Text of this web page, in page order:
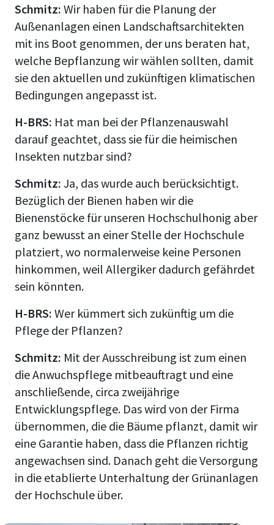
Schmitz: Wir haben für die Planung der
Außenanlagen einen Landschaftsarchitekten
mit ins Boot genommen, der uns beraten hat,
welche Bepflanzung wir wählen sollten, damit
sie den aktuellen und zukünftigen klimatischen
Bedingungen angepasst ist.
H-BRS: Hat man bei der Pflanzenauswahl
darauf geachtet, dass sie für die heimischen
Insekten nutzbar sind?
Schmitz: Ja, das wurde auch berücksichtigt.
Bezüglich der Bienen haben wir die
Bienenstöcke für unseren Hochschulhonig aber
ganz bewusst an einer Stelle der Hochschule
platziert, wo normalerweise keine Personen
hinkommen, weil Allergiker dadurch gefährdet
sein könnten.
H-BRS: Wer kümmert sich zukünftig um die
Pflege der Pflanzen?
Schmitz: Mit der Ausschreibung ist zum einen
die Anwuchspflege mitbeauftragt und eine
anschließende, circa zweijährige
Entwicklungspflege. Das wird von der Firma
übernommen, die die Bäume pflanzt, damit wir
eine Garantie haben, dass die Pflanzen richtig
angewachsen sind. Danach geht die Versorgung
in die etablierte Unterhaltung der Grünanlagen
der Hochschule über.